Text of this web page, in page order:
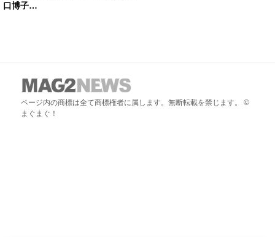
口博子…
ページ内の商標は全て商標権者に属します。無断転載を禁じます。 ©
まぐまぐ！